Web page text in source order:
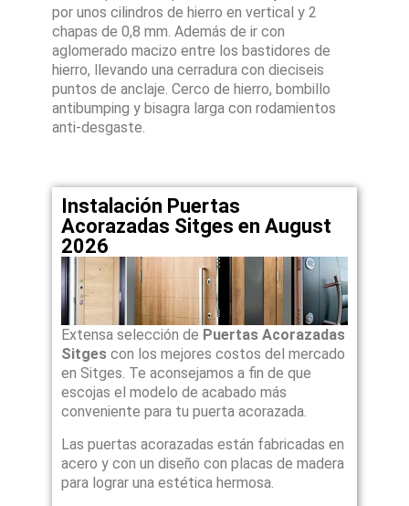
por unos cilindros de hierro en vertical y 2
chapas de 0,8 mm. Además de ir con
aglomerado macizo entre los bastidores de
hierro, llevando una cerradura con dieciseis
puntos de anclaje. Cerco de hierro, bombillo
antibumping y bisagra larga con rodamientos
anti-desgaste.
Instalación Puertas
Acorazadas Sitges en August
2026
Extensa selección de Puertas Acorazadas
Sitgescon los mejores costos del mercado
en Sitges. Te aconsejamos a fin de que
escojas el modelo de acabado más
conveniente para tu puerta acorazada.
Las puertas acorazadas están fabricadas en
acero y con un diseño con placas de madera
para lograr una estética hermosa.